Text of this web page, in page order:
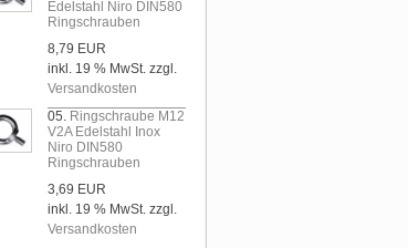
Edelstahl Niro DIN580
Ringschrauben
8,79 EUR
inkl. 19 % MwSt. zzgl.
Versandkosten
05. Ringschraube M12
V2A Edelstahl Inox
Niro DIN580
Ringschrauben
3,69 EUR
inkl. 19 % MwSt. zzgl.
Versandkosten